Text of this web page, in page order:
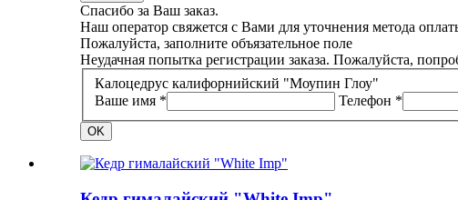
Спасибо за Ваш заказ.
Наш оператор свяжется с Вами для уточнения метода
Пожалуйста, заполните объязательное поле
Неудачная попытка регистрации заказа. Пожалуйста,
Калоцедрус калифорнийский "Моупин Глоу"
Ваше имя *
Телефон *
OK